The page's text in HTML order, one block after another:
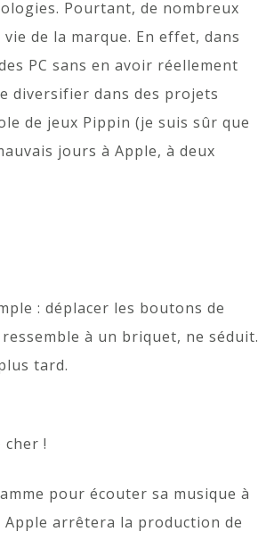
Pourtant, de nombreux
de la marque. En effet, dans
PC sans en avoir réellement
diversifier dans des projets
de jeux Pippin (je suis sûr que
jours à Apple, à deux
: déplacer les boutons de
à un briquet, ne séduit.
tard.
cher !
pour écouter sa musique à
Apple arrêtera la production de